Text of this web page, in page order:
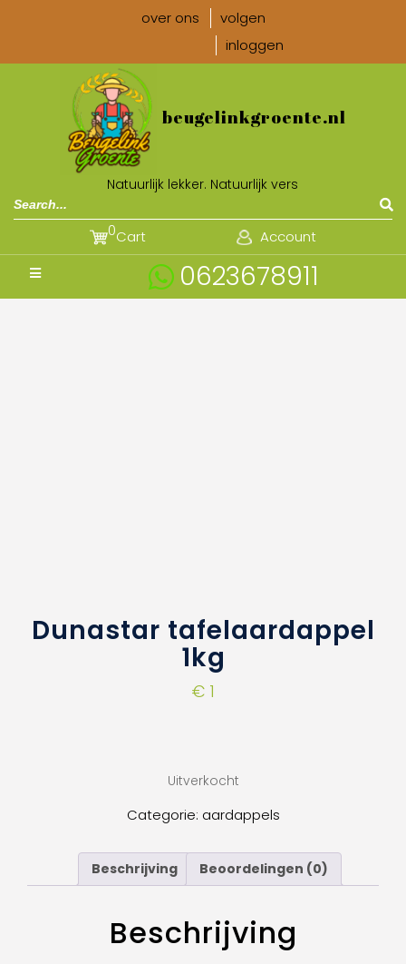
over ons
volgen
inloggen
beugelinkgroente.nl
Natuurlijk lekker. Natuurlijk vers
Cart
0 Account
0623678911
Dunastar tafelaardappel
1kg
€1
Uitverkocht
Categorie: aardappels
Beschrijving Beoordelingen (0)
Beschrijving